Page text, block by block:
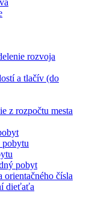
rozvoja
a tlačív (do
z rozpočtu mesta
pobytu
pobyt
orientačného čísla
dieťaťa